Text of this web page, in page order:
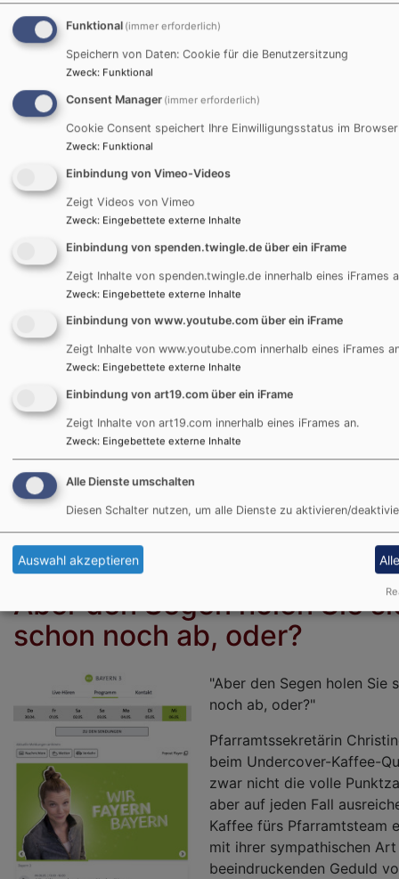
Wer nicht genießt, ist
Thomas Geiger
Ordensschwester Teresa
Aufgabe bevor Sie nach
der Thomaskirche. „Sie
Hause und umarmen erst
ganz fest. Und morgen
Menschen herzlich an.
Sie: „Ich bin aus
sind so!“
Aber den Segen holen Sie
schon noch ab, oder?
"Aber den Segen holen Sie
noch ab, oder?"
Pfarramtssekretärin
beim Undercover-Kaffee-
zwar nicht die volle
aber auf jeden Fall
Kaffee fürs Pfarramtsteam
mit ihrer sympathischen
beeindruckenden Geduld
Funktional (immer erforderlich)
Speichern von Daten: Cookie für die Benutzersitzung
Zweck: Funktional
Consent Manager (immer erforderlich)
Cookie Consent speichert Ihre Einwilligungsstatus im Browser
Zweck: Funktional
Einbindung von Vimeo-Videos
Zeigt Videos von Vimeo
Zweck: Eingebettete externe Inhalte
Einbindung von spenden.twingle.de über ein iFrame
Zeigt Inhalte von spenden.twingle.de innerhalb eines iFrames
Zweck: Eingebettete externe Inhalte
Einbindung von www.youtube.com über ein iFrame
Zeigt Inhalte von www.youtube.com innerhalb eines iFrames
Zweck: Eingebettete externe Inhalte
Einbindung von art19.com über ein iFrame
Zeigt Inhalte von art19.com innerhalb eines iFrames an.
Zweck: Eingebettete externe Inhalte
Alle Dienste umschalten
Diesen Schalter nutzen, um alle Dienste zu aktivieren/
Auswahl akzeptieren